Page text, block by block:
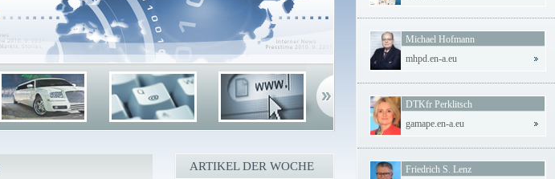
ARTIKEL DER WOCHE
Michael Hofmann
mhpd.en-a.eu
DTKfr Perklitsch
gamape.en-a.eu
Friedrich S. Lenz